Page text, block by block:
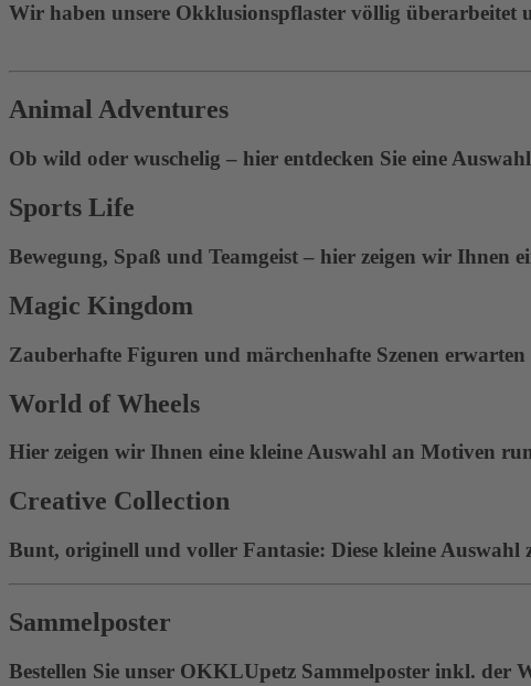
Wir haben unsere Okklusionspflaster völlig überarbeitet
Animal Adventures
Ob wild oder wuschelig – hier entdecken Sie eine
Sports Life
Bewegung, Spaß und Teamgeist – hier zeigen wir Ihnen
Magic Kingdom
Zauberhafte Figuren und märchenhafte Szenen
World of Wheels
Hier zeigen wir Ihnen eine kleine Auswahl an Motiven
Creative Collection
Bunt, originell und voller Fantasie: Diese kleine Auswahl
Sammelposter
Bestellen Sie unser OKKLUpetz Sammelposter inkl. der